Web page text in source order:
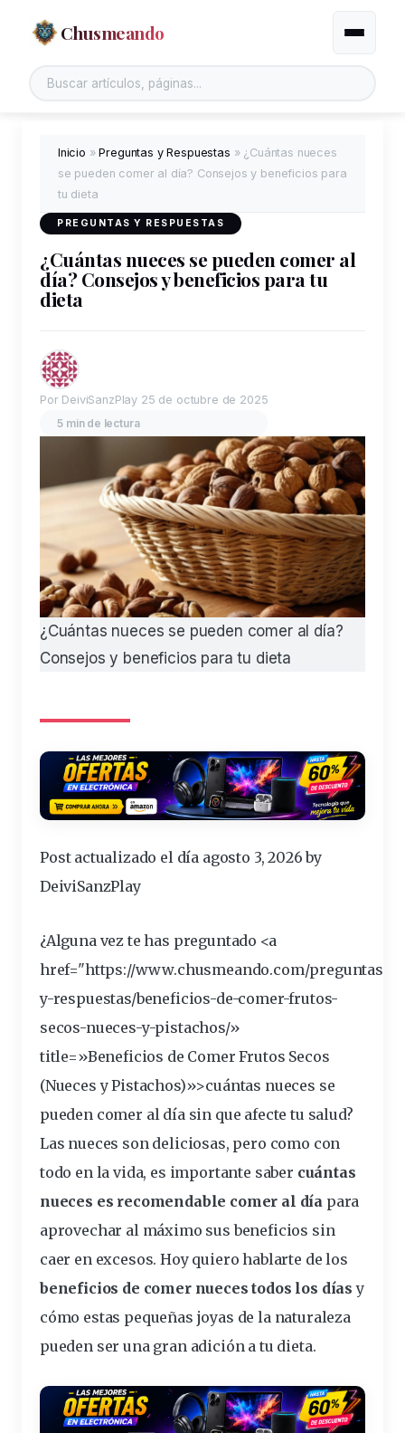
Chusmeando
Buscar en el sitio
Alternar
Inicio »Preguntas y Respuestas » ¿Cuántas nueces
se pueden comer al día? Consejos y beneficios para
tu dieta
PREGUNTAS Y RESPUESTAS
¿Cuántas nueces se pueden comer al
día? Consejos y beneficios para tu
dieta
Por DeiviSanzPlay 25 de octubre de 2025
5 min de lectura
¿Cuántas nueces se pueden comer al día?
Consejos y beneficios para tu dieta
Post actualizado el día agosto 3, 2026 by
DeiviSanzPlay
¿Alguna vez te has preguntado <a
href="https://www.chusmeando.com/preguntas-
y-respuestas/beneficios-de-comer-frutos-
secos-nueces-y-pistachos/»
title=»Beneficios de Comer Frutos Secos
(Nueces y Pistachos)»>cuántas nueces se
pueden comer al día sin que afecte tu salud?
Las nueces son deliciosas, pero como con
todo en la vida, es importante saber cuántas
nueces es recomendable comer al día para
aprovechar al máximo sus beneficios sin
caer en excesos. Hoy quiero hablarte de los
beneficios de comer nueces todos los días y
cómo estas pequeñas joyas de la naturaleza
pueden ser una gran adición a tu dieta.